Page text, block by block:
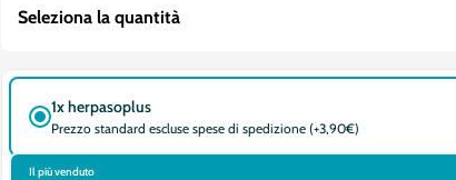
Seleziona la quantità
1x herpasoplus
Prezzo standard escluse spese di spedizione (+3,90€)
Il più venduto